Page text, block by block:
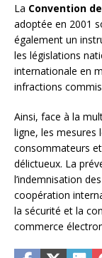
La Convention
adoptée en 2001
également un
les législations
internationale en
infractions
Ainsi, face à la
ligne, les mesures
consommateurs
délictueux. La
l’indemnisation
coopération
la sécurité et la
commerce